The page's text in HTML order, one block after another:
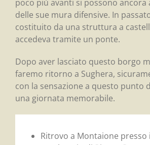
poco più avanti si possono
delle sue mura difensive. In
costituito da una struttura a
accedeva tramite un ponte.
Dopo aver lasciato questo borgo
faremo ritorno a Sughera,
con la sensazione a questo punto
una giornata memorabile.
Ritrovo a Montaione presso